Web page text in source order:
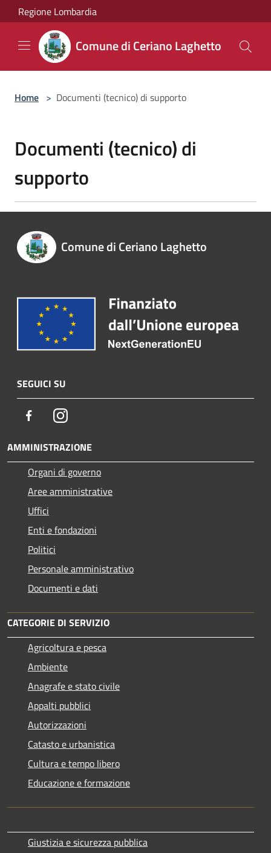
Salta al contenuto principale
Regione Lombardia
Comune di Ceriano Laghetto
Home > Documenti (tecnico) di supporto
Documenti (tecnico) di
supporto
Comune di Ceriano Laghetto
SEGUICI SU
FacebookInstagram
AMMINISTRAZIONE
Organi di governo
Aree amministrative
Uffici
Enti e fondazioni
Politici
Personale amministrativo
Documenti e dati
CATEGORIE DI SERVIZIO
Agricoltura e pesca
Ambiente
Anagrafe e stato civile
Appalti pubblici
Autorizzazioni
Catasto e urbanistica
Cultura e tempo libero
Educazione e formazione
Giustizia e sicurezza pubblica